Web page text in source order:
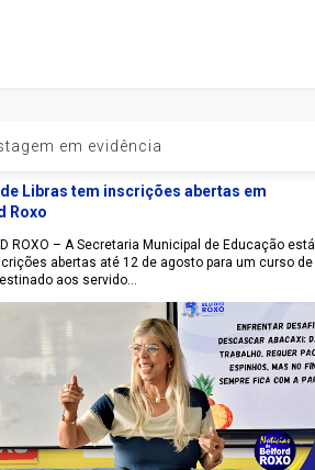
em evidência
Libras tem inscrições abertas em
Roxo
ROXO – A Secretaria Municipal de Educação está
abertas até 12 de agosto para um curso de
aos servido...